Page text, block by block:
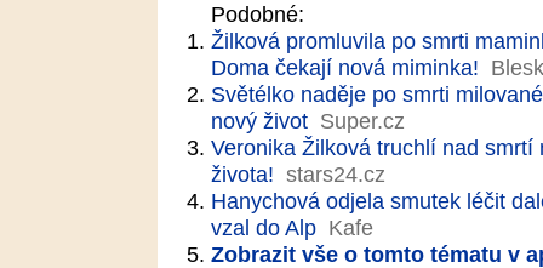
Podobné:
Žilková promluvila po smrti
Doma čekají nová miminka!
Světélko naděje po smrti
nový život Super.cz
Veronika Žilková truchlí nad
života! stars24.cz
Hanychová odjela smutek léčit
vzal do Alp Kafe
Zobrazit vše o tomto tématu v